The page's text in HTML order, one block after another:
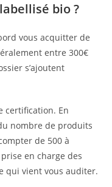
bio ?
vous acquitter de
entre 300€
s’ajoutent
certification. En
nombre de produits
de 500 à
en charge des
qui vient vous auditer.